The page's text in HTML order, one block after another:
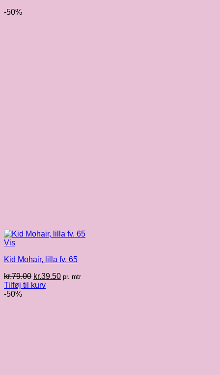
-50%
Vis
Kid Mohair, lilla fv. 65
kr.79.00 Den
oprindelige
kr.39.50Den
pr. mtr
Tilføj til kurv
-50%